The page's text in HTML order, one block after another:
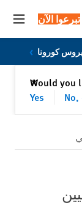
تبرعوا الآن
كورونا
Would you
Yes
✕إغلاق